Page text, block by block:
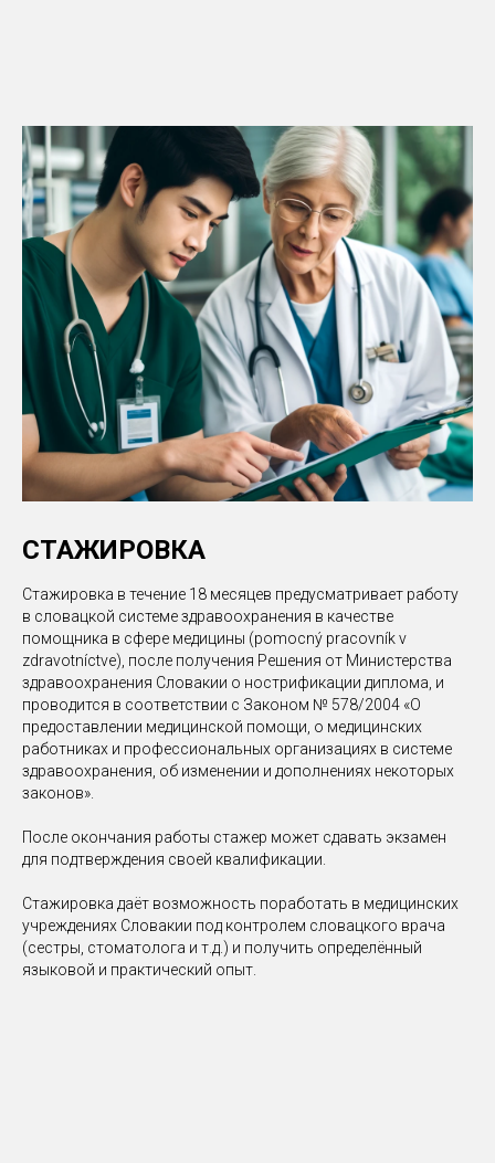
СТАЖИРОВКА
Стажировка в течение 18 месяцев предусматривает работу
в словацкой системе здравоохранения в качестве
помощника в сфере медицины (pomocný pracovník v
zdravotníctve), после получения Решения от Министерства
здравоохранения Словакии о нострификации диплома, и
проводится в соответствии с Законом № 578/2004 «О
предоставлении медицинской помощи, о медицинских
работниках и профессиональных организациях в системе
здравоохранения, об изменении и дополнениях некоторых
законов».
После окончания работы стажер может сдавать экзамен
для подтверждения своей квалификации.
Стажировка даёт возможность поработать в медицинских
учреждениях Словакии под контролем словацкого врача
(сестры, стоматолога и т.д.) и получить определённый
языковой и практический опыт.